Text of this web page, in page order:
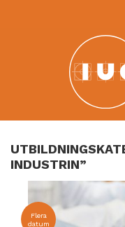
INDUSTRIN”
Flera
datum